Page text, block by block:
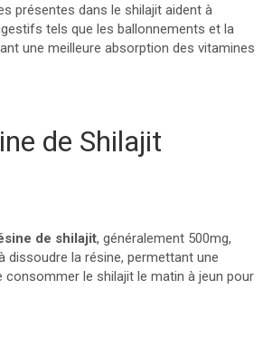
présentes dans le shilajit aident à
tels que les ballonnements et la
une meilleure absorption des vitamines
de Shilajit
de shilajit, généralement 500mg,
dissoudre la résine, permettant une
le shilajit le matin à jeun pour